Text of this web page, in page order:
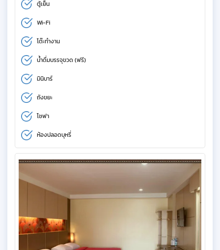
ตู้เย็น
Wi-Fi
โต๊ะทำงาน
น้ำดื่มบรรจุขวด (ฟรี)
มินิบาร์
ถังขยะ
โซฟา
ห้องปลอดบุหรี่